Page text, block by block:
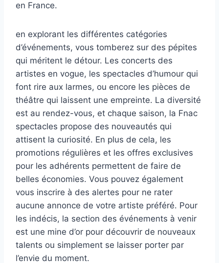
en France.
en explorant les différentes catégories
d’événements, vous tomberez sur des pépites
qui méritent le détour. Les concerts des
artistes en vogue, les spectacles d’humour qui
font rire aux larmes, ou encore les pièces de
théâtre qui laissent une empreinte. La diversité
est au rendez-vous, et chaque saison, la Fnac
spectacles propose des nouveautés qui
attisent la curiosité. En plus de cela, les
promotions régulières et les offres exclusives
pour les adhérents permettent de faire de
belles économies. Vous pouvez également
vous inscrire à des alertes pour ne rater
aucune annonce de votre artiste préféré. Pour
les indécis, la section des événements à venir
est une mine d’or pour découvrir de nouveaux
talents ou simplement se laisser porter par
l’envie du moment.